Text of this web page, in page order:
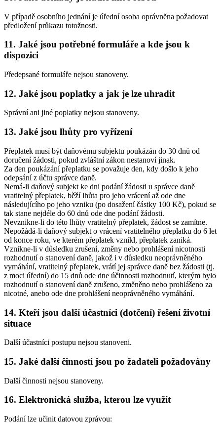
V případě osobního jednání je úřední osoba oprávněna požadovat
předložení průkazu totožnosti.
11. Jaké jsou potřebné formuláře a kde jsou k
dispozici
Předepsané formuláře nejsou stanoveny.
12. Jaké jsou poplatky a jak je lze uhradit
Správní ani jiné poplatky nejsou stanoveny.
13. Jaké jsou lhůty pro vyřízení
Přeplatek musí být daňovému subjektu poukázán do 30 dnů od
doručení žádosti, pokud zvláštní zákon nestanoví jinak.
Za den poukázání přeplatku se považuje den, kdy došlo k jeho
odepsání z účtu správce daně.
Nemá-li daňový subjekt ke dni podání žádosti u správce daně
vratitelný přeplatek, běží lhůta pro jeho vrácení až ode dne
následujícího po jeho vzniku (po dosažení částky 100 Kč), pokud se
tak stane nejdéle do 60 dnů ode dne podání žádosti.
Nevznikne-li do této lhůty vratitelný přeplatek, žádost se zamítne.
Nepožádá-li daňový subjekt o vrácení vratitelného přeplatku do 6 let
od konce roku, ve kterém přeplatek vznikl, přeplatek zaniká.
Vznikne-li v důsledku zrušení, změny nebo prohlášení nicotnosti
rozhodnutí o stanovení daně, jakož i v důsledku neoprávněného
vymáhání, vratitelný přeplatek, vrátí jej správce daně bez žádosti (tj.
z moci úřední) do 15 dnů ode dne účinnosti rozhodnutí, kterým bylo
rozhodnutí o stanovení daně zrušeno, změněno nebo prohlášeno za
nicotné, anebo ode dne prohlášení neoprávněného vymáhání.
14. Kteří jsou další účastníci (dotčení) řešení životní
situace
Další účastníci postupu nejsou stanoveni.
15. Jaké další činnosti jsou po žadateli požadovány
Další činnosti nejsou stanoveny.
16. Elektronická služba, kterou lze využít
Podání lze učinit datovou zprávou: